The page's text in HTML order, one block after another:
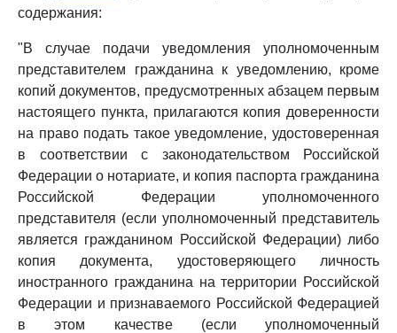
содержания:
"В случае подачи уведомления уполномоченным
представителем гражданина к уведомлению, кроме
копий документов, предусмотренных абзацем первым
настоящего пункта, прилагаются копия доверенности
на право подать такое уведомление, удостоверенная
в соответствии с законодательством Российской
Федерации о нотариате, и копия паспорта гражданина
Российской Федерации уполномоченного
представителя (если уполномоченный представитель
является гражданином Российской Федерации) либо
копия документа, удостоверяющего личность
иностранного гражданина на территории Российской
Федерации и признаваемого Российской Федерацией
в этом качестве (если уполномоченный